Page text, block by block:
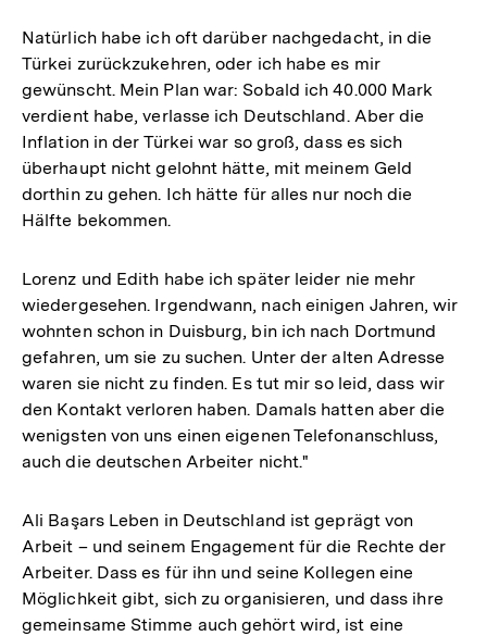
Natürlich habe ich oft darüber nachgedacht, in die
Türkei zurückzukehren, oder ich habe es mir
gewünscht. Mein Plan war: Sobald ich 40.000 Mark
verdient habe, verlasse ich Deutschland. Aber die
Inflation in der Türkei war so groß, dass es sich
überhaupt nicht gelohnt hätte, mit meinem Geld
dorthin zu gehen. Ich hätte für alles nur noch die
Hälfte bekommen.
Lorenz und Edith habe ich später leider nie mehr
wiedergesehen. Irgendwann, nach einigen Jahren, wir
wohnten schon in Duisburg, bin ich nach Dortmund
gefahren, um sie zu suchen. Unter der alten Adresse
waren sie nicht zu finden. Es tut mir so leid, dass wir
den Kontakt verloren haben. Damals hatten aber die
wenigsten von uns einen eigenen Telefonanschluss,
auch die deutschen Arbeiter nicht."
Ali Başars Leben in Deutschland ist geprägt von
Arbeit – und seinem Engagement für die Rechte der
Arbeiter. Dass es für ihn und seine Kollegen eine
Möglichkeit gibt, sich zu organisieren, und dass ihre
gemeinsame Stimme auch gehört wird, ist eine